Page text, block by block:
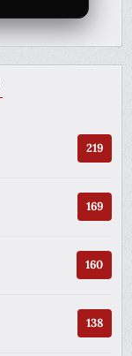
219
169
160
138